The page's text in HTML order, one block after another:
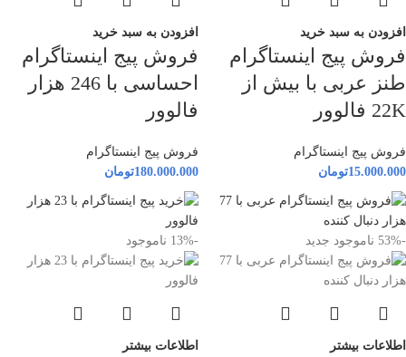
افزودن به سبد خرید
فروش پیج اینستاگرام
طنز عربی با بیش از
22K فالوور
فروش پیج اینستاگرام
15.000.000تومان
افزودن به سبد خرید
فروش پیج اینستاگرام
احساسی با 246 هزار
فالوور
فروش پیج اینستاگرام
180.000.000تومان
-53% ناموجود جدید
اطلاعات بیشتر
-13% ناموجود
اطلاعات بیشتر